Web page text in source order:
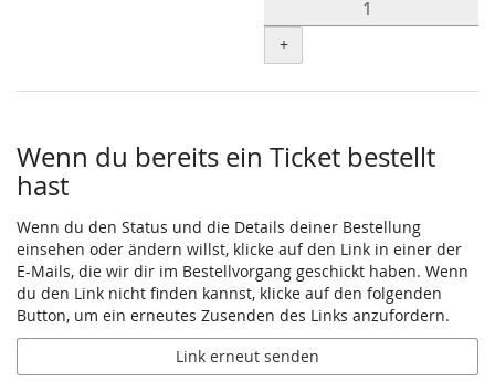
+
Wenn du bereits ein Ticket bestellt
hast
Wenn du den Status und die Details deiner Bestellung
einsehen oder ändern willst, klicke auf den Link in einer der
E-Mails, die wir dir im Bestellvorgang geschickt haben. Wenn
du den Link nicht finden kannst, klicke auf den folgenden
Button, um ein erneutes Zusenden des Links anzufordern.
Link erneut senden